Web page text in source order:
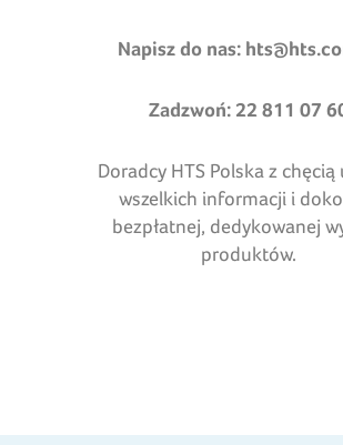
Napisz do nas:
Zadzwoń: 22 811 07
Doradcy HTS Polska z chęcią
wszelkich informacji i
bezpłatnej, dedykowanej
produktów.